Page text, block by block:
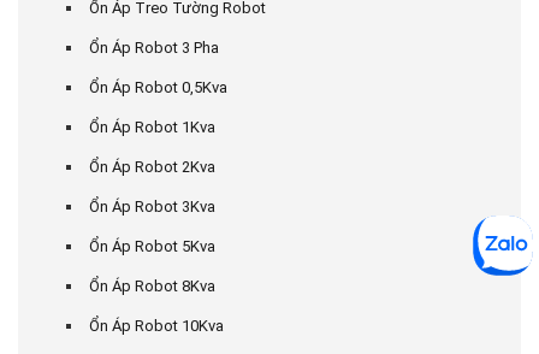
Ổn Áp Treo Tường Robot
Ổn Áp Robot 3 Pha
Ổn Áp Robot 0,5Kva
Ổn Áp Robot 1Kva
Ổn Áp Robot 2Kva
Ổn Áp Robot 3Kva
Ổn Áp Robot 5Kva
Ổn Áp Robot 8Kva
Ổn Áp Robot 10Kva